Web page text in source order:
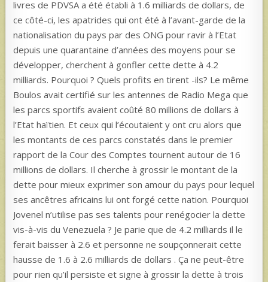
livres de PDVSA a été établi à 1.6 milliards de dollars, de
ce côté-ci, les apatrides qui ont été à l’avant-garde de la
nationalisation du pays par des ONG pour ravir à l’Etat
depuis une quarantaine d’années des moyens pour se
développer, cherchent à gonfler cette dette à 4.2
milliards. Pourquoi ? Quels profits en tirent -ils? Le même
Boulos avait certifié sur les antennes de Radio Mega que
les parcs sportifs avaient coûté 80 millions de dollars à
l’Etat haïtien. Et ceux qui l’écoutaient y ont cru alors que
les montants de ces parcs constatés dans le premier
rapport de la Cour des Comptes tournent autour de 16
millions de dollars. Il cherche à grossir le montant de la
dette pour mieux exprimer son amour du pays pour lequel
ses ancêtres africains lui ont forgé cette nation. Pourquoi
Jovenel n’utilise pas ses talents pour renégocier la dette
vis-à-vis du Venezuela ? Je parie que de 4.2 milliards il le
ferait baisser à 2.6 et personne ne soupçonnerait cette
hausse de 1.6 à 2.6 milliards de dollars . Ça ne peut-être
pour rien qu’il persiste et signe à grossir la dette à trois